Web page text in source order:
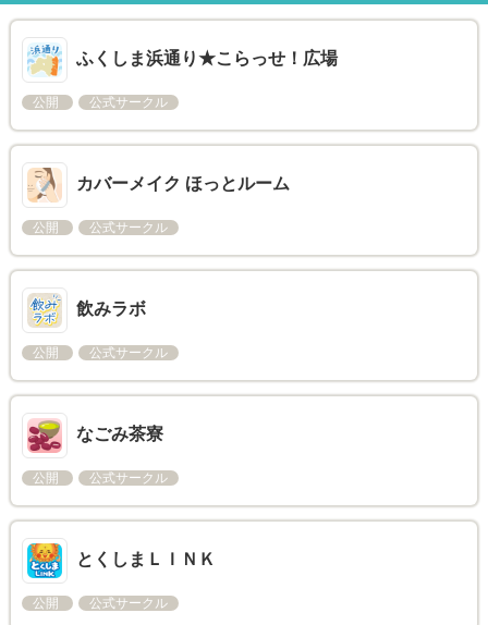
ふくしま浜通り★こらっせ！広場
公開 公式サークル
カバーメイク ほっとルーム
公開 公式サークル
飲みラボ
公開 公式サークル
なごみ茶寮
公開 公式サークル
とくしまＬＩＮＫ
公開 公式サークル